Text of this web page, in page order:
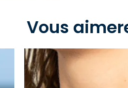
Vous